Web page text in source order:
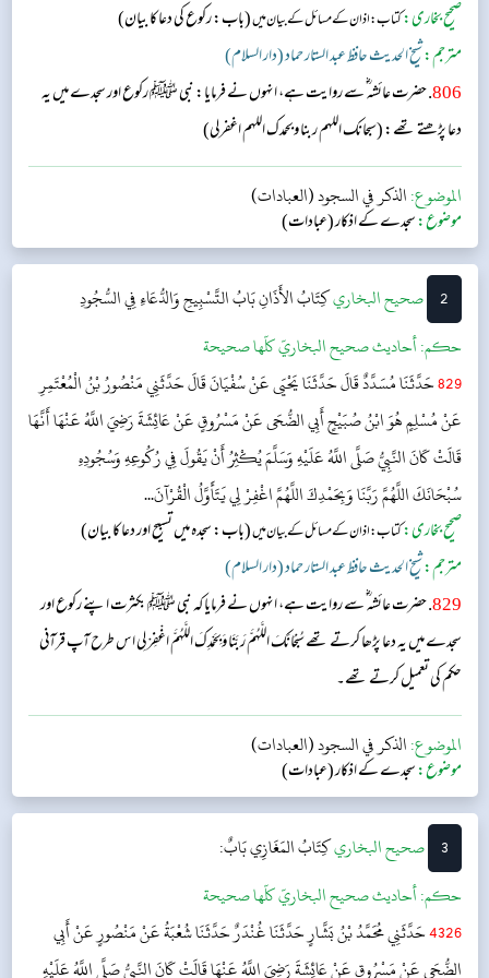
صحیح بخاری:کتاب: اذان کے مسائل کے بیان میں(باب: رکوع کی دعا کا بیان)
مترجم:شیخ الحدیث حافظ عبد الستار حماد (دار السلام)
806. حضرت عائشہ‬ ؓ س‬ے روایت ہے، انہوں نے فرمایا: نبی ﷺ رکوع اور سجدے میں یہ
دعا پڑھتے تھے: (سبحانك اللهم ربنا وبحمدك اللهم اغفرلي)
الموضوع:الذكر في السجود (العبادات)
موضوع:سجدے کے اذکار (عبادات)
2 ‌‌صحيح البخاريكِتَابُ الأَذَانِبَابُ التَّسْبِيحِ وَالدُّعَاءِ فِي السُّجُودِ
حکم:أحاديث صحيح البخاريّ كلّها صحيحة
829حَدَّثَنَا مُسَدَّدٌ قَالَ حَدَّثَنَا يَحْيَى عَنْ سُفْيَانَ قَالَ حَدَّثَنِي مَنْصُورُ بْنُ الْمُعْتَمِرِ
عَنْ مُسْلِمٍ هُوَ ابْنُ صُبَيْحٍ أَبِي الضُّحَى عَنْ مَسْرُوقٍ عَنْ عَائِشَةَ رَضِيَ اللَّهُ عَنْهَا أَنَّهَا
قَالَتْ كَانَ النَّبِيُّ صَلَّى اللَّهُ عَلَيْهِ وَسَلَّمَ يُكْثِرُ أَنْ يَقُولَ فِي رُكُوعِهِ وَسُجُودِهِ
سُبْحَانَكَ اللَّهُمَّ رَبَّنَا وَبِحَمْدِكَ اللَّهُمَّ اغْفِرْ لِي يَتَأَوَّلُ الْقُرْآنَ...
صحیح بخاری:کتاب: اذان کے مسائل کے بیان میں(باب: سجدہ میں تسبیح اور دعا کا بیان)
مترجم:شیخ الحدیث حافظ عبد الستار حماد (دار السلام)
829. حضرت عائشہ‬ ؓ س‬ے روایت ہے، انہوں نے فرمایا کہ نبی ﷺ بکثرت اپنے رکوع اور
سجدے میں یہ دعا پڑھا کرتے تھے سُبْحَانَكَ اللَّهُمَّ رَبَّنَا وَبِحَمْدِكَ اللَّهُمَّ اغْفِرْ لِي اس طرح آپ قرآنی
حکم کی تعمیل کرتے تھے۔
الموضوع:الذكر في السجود (العبادات)
موضوع:سجدے کے اذکار (عبادات)
3 ‌‌صحيح البخاريكِتَابُ المَغَازِيبَابٌ:
حکم:أحاديث صحيح البخاريّ كلّها صحيحة
4326حَدَّثَنِي مُحَمَّدُ بْنُ بَشَّارٍ حَدَّثَنَا غُنْدَرٌ حَدَّثَنَا شُعْبَةُ عَنْ مَنْصُورٍ عَنْ أَبِي
الضُّحَى عَنْ مَسْرُوقٍ عَنْ عَائِشَةَ رَضِيَ اللَّهُ عَنْهَا قَالَتْ كَانَ النَّبِيُّ صَلَّى اللَّهُ عَلَيْهِ